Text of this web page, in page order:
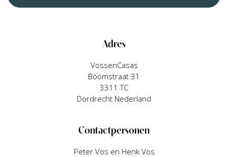
Adres
VossenCasas
Boomstraat 31
3311 TC
Dordrecht Nederland
Contactpersonen
Peter Vos en Henk Vos